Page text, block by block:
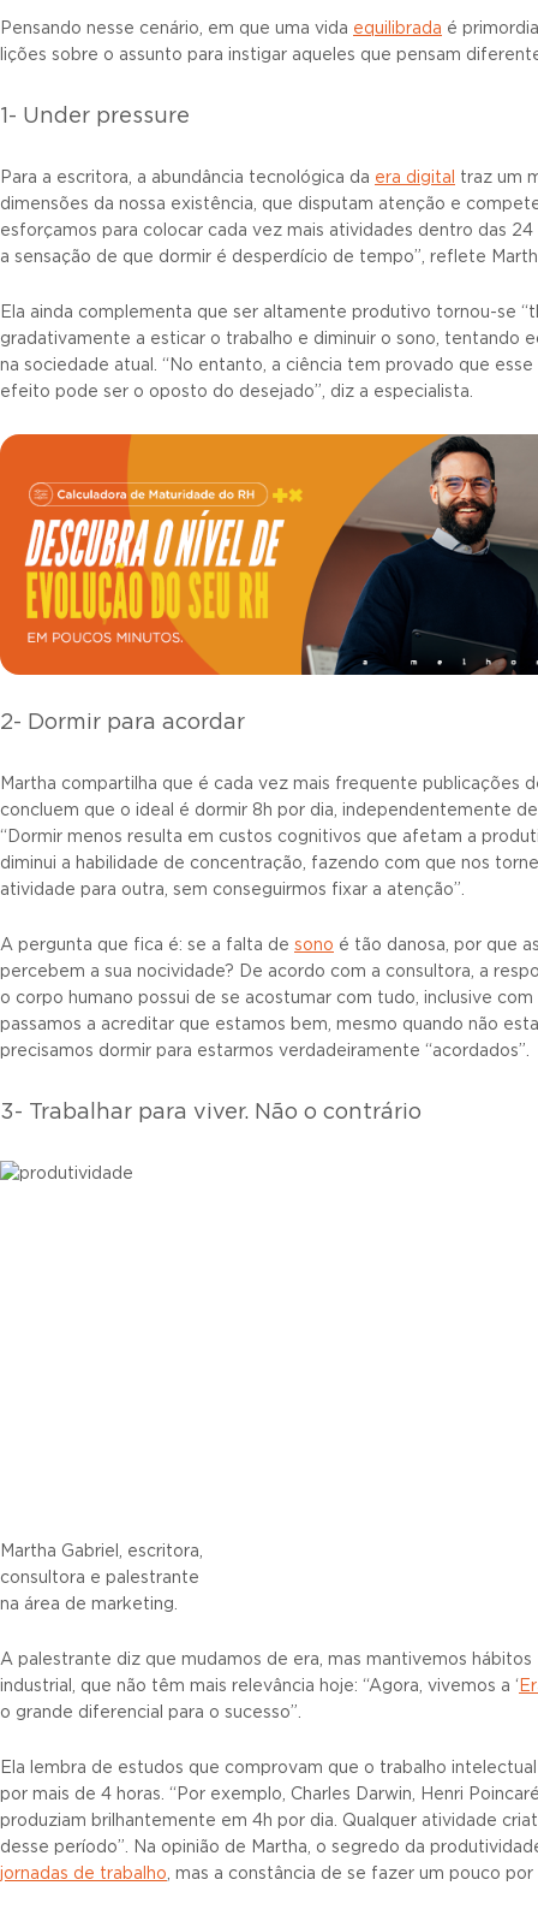
Pensando nesse cenário, em que uma vida equilibrada é
lições sobre o assunto para instigar aqueles que pensam
1- Under pressure
Para a escritora, a abundância tecnológica da era digital
traz um
dimensões da nossa existência, que disputam atenção e
esforçamos para colocar cada vez mais atividades dentro das
a sensação de que dormir é desperdício de tempo”, reflete
Ela ainda complementa que ser altamente produtivo tornou-se
gradativamente a esticar o trabalho e diminuir o sono, tentando
na sociedade atual. “No entanto, a ciência tem provado que
efeito pode ser o oposto do desejado”, diz a especialista.
2- Dormir para acordar
Martha compartilha que é cada vez mais frequente publicações
concluem que o ideal é dormir 8h por dia, independentemente
“Dormir menos resulta em custos cognitivos que afetam a
diminui a habilidade de concentração, fazendo com que nos
atividade para outra, sem conseguirmos fixar a atenção”.
A pergunta que fica é: se a falta de sono é tão danosa, por que
percebem a sua nocividade? De acordo com a consultora, a
o corpo humano possui de se acostumar com tudo, inclusive
passamos a acreditar que estamos bem, mesmo quando não
precisamos dormir para estarmos verdadeiramente “acordados”.
3- Trabalhar para viver. Não o contrário
Martha Gabriel, escritora,
consultora e palestrante
na área de marketing.
A palestrante diz que mudamos de era, mas mantivemos
industrial, que não têm mais relevância hoje: “Agora, vivemos a ‘
o grande diferencial para o sucesso”.
Ela lembra de estudos que comprovam que o trabalho
por mais de 4 horas. “Por exemplo, Charles Darwin, Henri
produziam brilhantemente em 4h por dia. Qualquer atividade
desse período”. Na opinião de Martha, o segredo da
jornadas de trabalho, mas a constância de se fazer um pouco por